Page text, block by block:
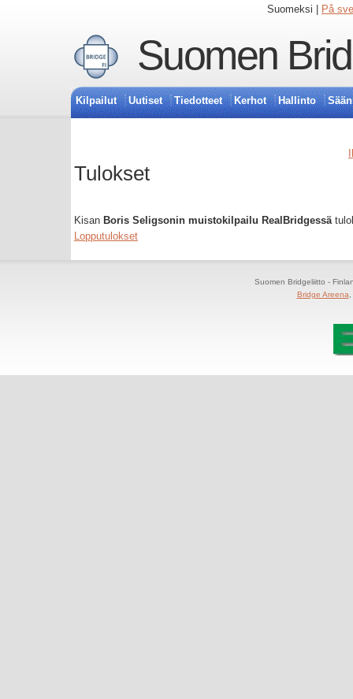
Suomeksi | På
Suomen
Kilpailut Uutiset Tiedotteet Kerhot Hallinto
Tulokset
Kisan Boris Seligsonin muistokilpailu RealBridgessä
Lopputulokset
Suomen Bridgeliitto -
Bridge Areena